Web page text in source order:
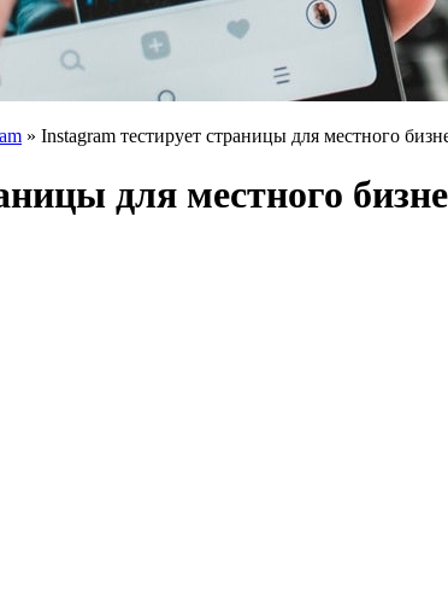
» Instagram тестирует страницы для местного
для местного